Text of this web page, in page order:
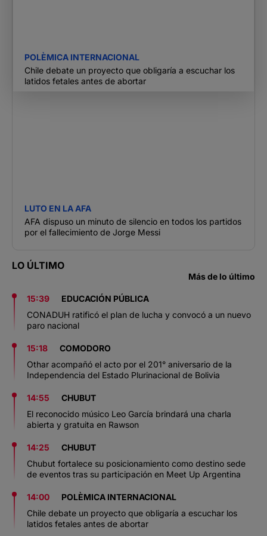
POLÈMICA INTERNACIONAL
Chile debate un proyecto que obligaría a escuchar los
latidos fetales antes de abortar
LUTO EN LA AFA
AFA dispuso un minuto de silencio en todos los partidos
por el fallecimiento de Jorge Messi
LO ÚLTIMO
Más de lo último
15:39
EDUCACIÓN PÚBLICA
CONADUH ratificó el plan de lucha y convocó a un nuevo
paro nacional
15:18
COMODORO
Othar acompañó el acto por el 201° aniversario de la
Independencia del Estado Plurinacional de Bolivia
14:55
CHUBUT
El reconocido músico Leo García brindará una charla
abierta y gratuita en Rawson
14:25
CHUBUT
Chubut fortalece su posicionamiento como destino sede
de eventos tras su participación en Meet Up Argentina
14:00
POLÈMICA INTERNACIONAL
Chile debate un proyecto que obligaría a escuchar los
latidos fetales antes de abortar